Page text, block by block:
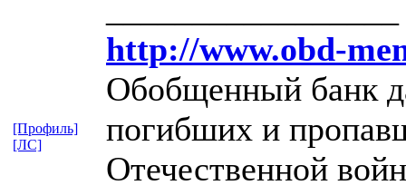
http://www.obd-
Обобщенный банк
погибших и
Отечественной
[Профиль]
[ЛС]